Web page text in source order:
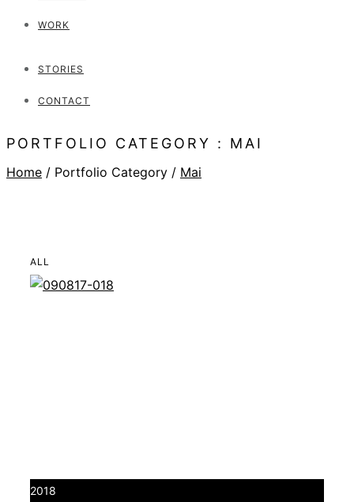
WORK
STORIES
CONTACT
PORTFOLIO CATEGORY : MAI
Home / Portfolio Category / Mai
ALL
2018